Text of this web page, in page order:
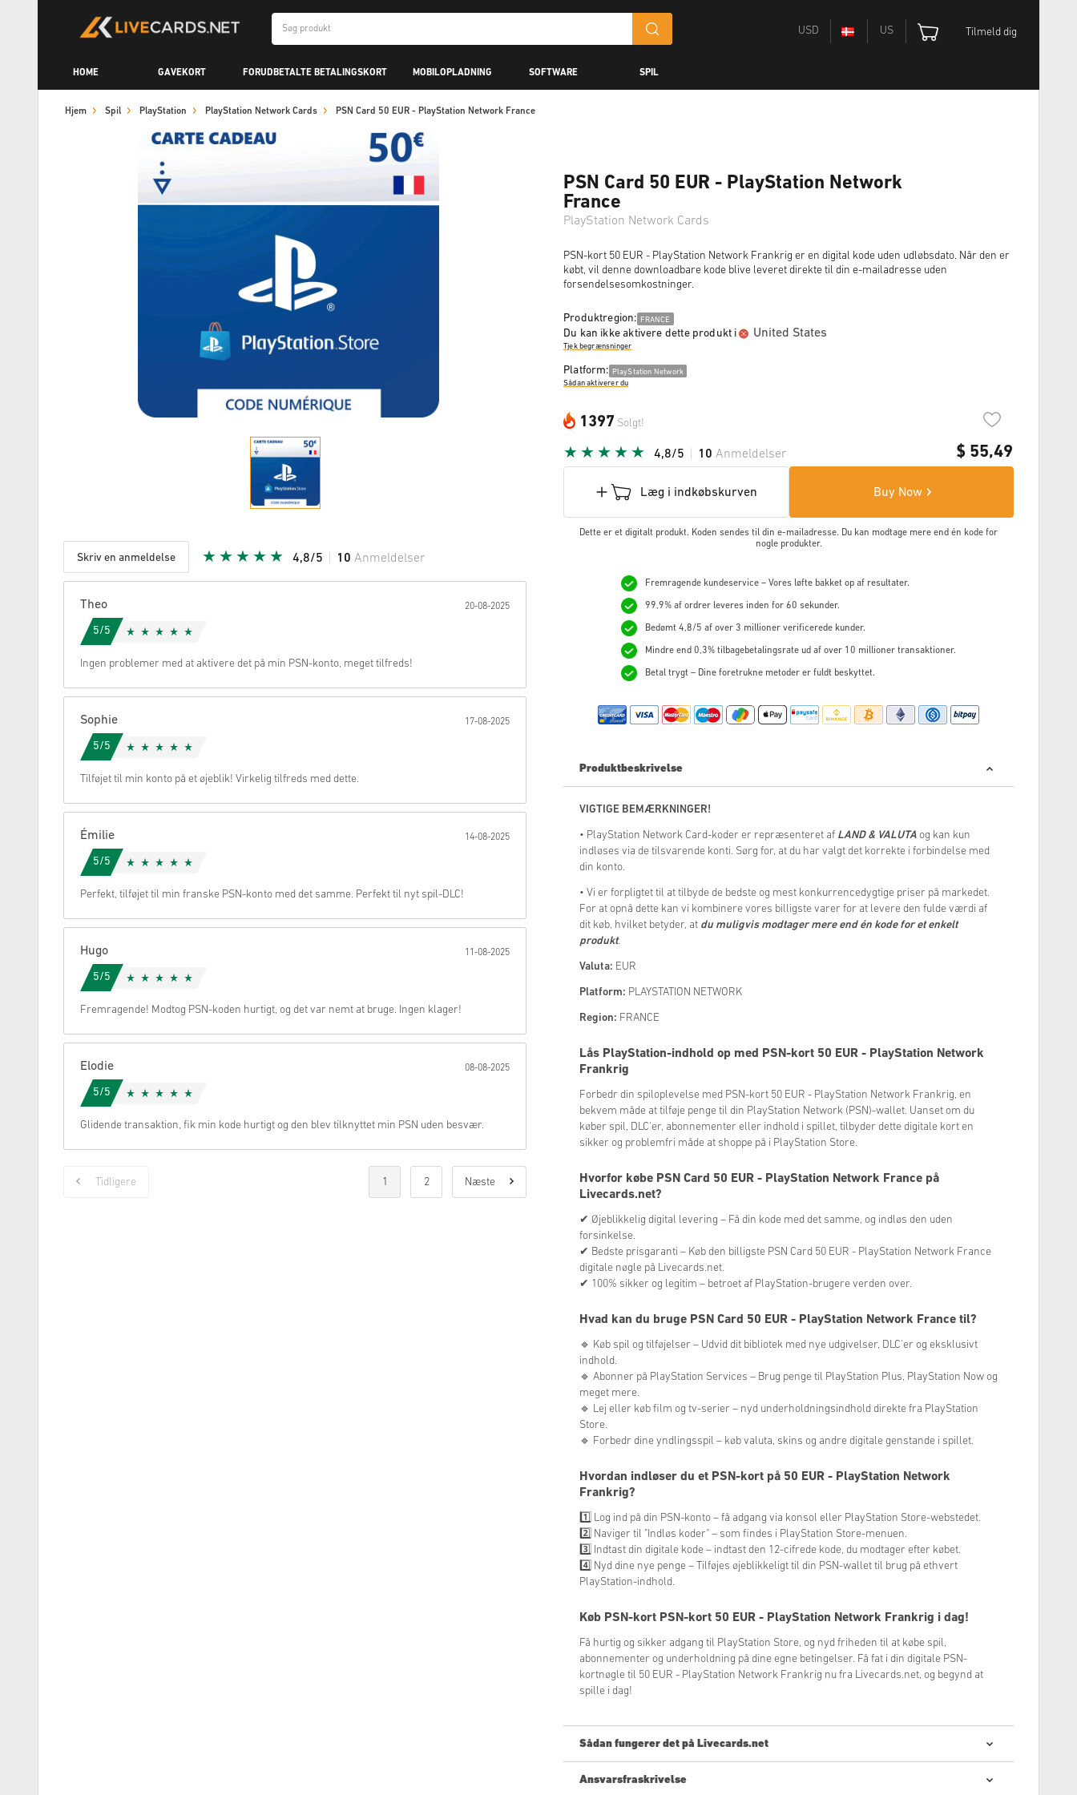
USD US Tilmeld dig
HOME GAVEKORT FORUDBETALTE BETALINGSKORT MOBILOPLADNING SOFTWARE SPIL
Hjem Spil PlayStation PlayStation Network Cards PSN Card 50 EUR - PlayStation Network France
Skriv en anmeldelse 4,8/5 10 Anmeldelser
Annullere
Theo 20-08-2025
5/5
Ingen problemer med at aktivere det på min PSN-konto, meget tilfreds!
Sophie 17-08-2025
5/5
Tilføjet til min konto på et øjeblik! Virkelig tilfreds med dette.
Émilie 14-08-2025
5/5
Perfekt, tilføjet til min franske PSN-konto med det samme. Perfekt til nyt spil-DLC!
Hugo 11-08-2025
5/5
Fremragende! Modtog PSN-koden hurtigt, og det var nemt at bruge. Ingen klager!
Elodie 08-08-2025
5/5
Glidende transaktion, fik min kode hurtigt og den blev tilknyttet min PSN uden besvær.
Tidligere 1 2 Næste
PSN Card 50 EUR - PlayStation Network
France
PlayStation Network Cards
PSN-kort 50 EUR - PlayStation Network Frankrig er en digital kode uden udløbsdato. Når den er
købt, vil denne downloadbare kode blive leveret direkte til din e-mailadresse uden
forsendelsesomkostninger.
Produktregion: FRANCE
Du kan ikke aktivere dette produkt i United States
Tjek begrænsninger
Platform: PlayStation Network
Sådan aktiverer du
1397 Solgt!
$ 55,49
4,8/5 10 Anmeldelser
Læg i indkøbskurven Buy Now
Dette er et digitalt produkt. Koden sendes til din e-mailadresse. Du kan modtage mere end én kode for
nogle produkter.
Fremragende kundeservice – Vores løfte bakket op af resultater.
99,9% af ordrer leveres inden for 60 sekunder.
Bedømt 4,8/5 af over 3 millioner verificerede kunder.
Mindre end 0,3% tilbagebetalingsrate ud af over 10 millioner transaktioner.
Betal trygt – Dine foretrukne metoder er fuldt beskyttet.
Produktbeskrivelse
VIGTIGE BEMÆRKNINGER!
• PlayStation Network Card-koder er repræsenteret af LAND & VALUTA og kan kun
indløses via de tilsvarende konti. Sørg for, at du har valgt det korrekte i forbindelse med
din konto.
• Vi er forpligtet til at tilbyde de bedste og mest konkurrencedygtige priser på markedet.
For at opnå dette kan vi kombinere vores billigste varer for at levere den fulde værdi af
dit køb, hvilket betyder, at du muligvis modtager mere end én kode for et enkelt
produkt.
Valuta: EUR
Platform: PLAYSTATION NETWORK
Region: FRANCE
Lås PlayStation-indhold op med PSN-kort 50 EUR - PlayStation Network
Frankrig
Forbedr din spiloplevelse med PSN-kort 50 EUR - PlayStation Network Frankrig, en
bekvem måde at tilføje penge til din PlayStation Network (PSN)-wallet. Uanset om du
køber spil, DLC'er, abonnementer eller indhold i spillet, tilbyder dette digitale kort en
sikker og problemfri måde at shoppe på i PlayStation Store.
Hvorfor købe PSN Card 50 EUR - PlayStation Network France på
Livecards.net?
✔ Øjeblikkelig digital levering – Få din kode med det samme, og indløs den uden
forsinkelse.
✔ Bedste prisgaranti – Køb den billigste PSN Card 50 EUR - PlayStation Network France
digitale nøgle på Livecards.net.
✔ 100% sikker og legitim – betroet af PlayStation-brugere verden over.
Hvad kan du bruge PSN Card 50 EUR - PlayStation Network France til?
🔹 Køb spil og tilføjelser – Udvid dit bibliotek med nye udgivelser, DLC'er og eksklusivt
indhold.
🔹 Abonner på PlayStation Services – Brug penge til PlayStation Plus, PlayStation Now og
meget mere.
🔹 Lej eller køb film og tv-serier – nyd underholdningsindhold direkte fra PlayStation
Store.
🔹 Forbedr dine yndlingsspil – køb valuta, skins og andre digitale genstande i spillet.
Hvordan indløser du et PSN-kort på 50 EUR - PlayStation Network
Frankrig?
1️⃣ Log ind på din PSN-konto – få adgang via konsol eller PlayStation Store-webstedet.
2️⃣ Naviger til "Indløs koder" – som findes i PlayStation Store-menuen.
3️⃣ Indtast din digitale kode – indtast den 12-cifrede kode, du modtager efter købet.
4️⃣ Nyd dine nye penge – Tilføjes øjeblikkeligt til din PSN-wallet til brug på ethvert
PlayStation-indhold.
Køb PSN-kort PSN-kort 50 EUR - PlayStation Network Frankrig i dag!
Få hurtig og sikker adgang til PlayStation Store, og nyd friheden til at købe spil,
abonnementer og underholdning på dine egne betingelser. Få fat i din digitale PSN-
kortnøgle til 50 EUR - PlayStation Network Frankrig nu fra Livecards.net, og begynd at
spille i dag!
Sådan fungerer det på Livecards.net
Ny på Livecards.net? Det er hurtigt og nemt at købe digitale koder:
Ansvarsfraskrivelse